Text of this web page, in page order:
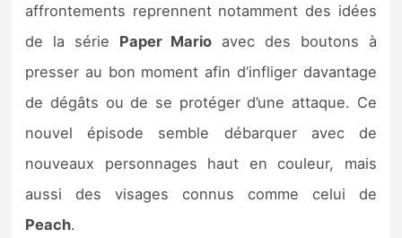
affrontements reprennent notamment des idées
de la série Paper Mario avec des boutons à
presser au bon moment afin d’infliger davantage
de dégâts ou de se protéger d’une attaque. Ce
nouvel épisode semble débarquer avec de
nouveaux personnages haut en couleur, mais
aussi des visages connus comme celui de
Peach.